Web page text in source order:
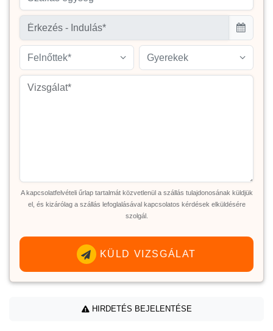
Felnőttek* Gyerekek
A kapcsolatfelvételi űrlap tartalmát közvetlenül a szállás tulajdonosának küldjük
el, és kizárólag a szállás lefoglalásával kapcsolatos kérdések elküldésére
szolgál.
KÜLD VIZSGÁLAT
HIRDETÉS BEJELENTÉSE